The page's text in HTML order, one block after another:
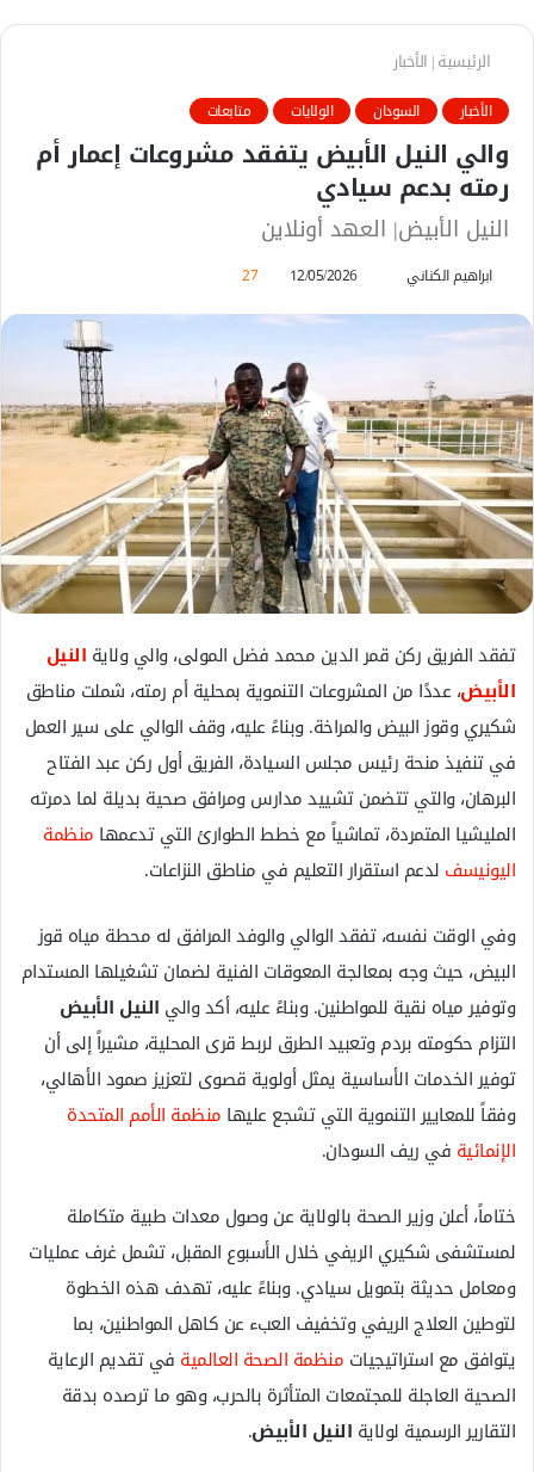
الرئيسية| الأخبار
الأخبار السودان الولايات متابعات
والي النيل الأبيض يتفقد مشروعات إعمار أم
رمته بدعم سيادي
النيل الأبيض| العهد أونلاين
ابراهيم الكناني
ر
ي
د
ا
إ
ل
ك
ت
ر
ن
ي
ا
12/05/2026
27
تفقد الفريق ركن قمر الدين محمد فضل المولى، والي ولاية النيل
الأبيض، عددًا من المشروعات التنموية بمحلية أم رمته، شملت مناطق
شكيري وقوز البيض والمراخة. وبناءً عليه، وقف الوالي على سير العمل
في تنفيذ منحة رئيس مجلس السيادة، الفريق أول ركن عبد الفتاح
البرهان، والتي تتضمن تشييد مدارس ومرافق صحية بديلة لما دمرته
المليشيا المتمردة، تماشياً مع خطط الطوارئ التي تدعمها منظمة
اليونيسف لدعم استقرار التعليم في مناطق النزاعات.
وفي الوقت نفسه، تفقد الوالي والوفد المرافق له محطة مياه قوز
البيض، حيث وجه بمعالجة المعوقات الفنية لضمان تشغيلها المستدام
وتوفير مياه نقية للمواطنين. وبناءً عليه، أكد والي النيل الأبيض
التزام حكومته بردم وتعبيد الطرق لربط قرى المحلية، مشيراً إلى أن
توفير الخدمات الأساسية يمثل أولوية قصوى لتعزيز صمود الأهالي،
وفقاً للمعايير التنموية التي تشجع عليها منظمة الأمم المتحدة
الإنمائية في ريف السودان.
ختاماً، أعلن وزير الصحة بالولاية عن وصول معدات طبية متكاملة
لمستشفى شكيري الريفي خلال الأسبوع المقبل، تشمل غرف عمليات
ومعامل حديثة بتمويل سيادي. وبناءً عليه، تهدف هذه الخطوة
لتوطين العلاج الريفي وتخفيف العبء عن كاهل المواطنين، بما
يتوافق مع استراتيجيات منظمة الصحة العالمية في تقديم الرعاية
الصحية العاجلة للمجتمعات المتأثرة بالحرب، وهو ما ترصده بدقة
التقارير الرسمية لولاية النيل الأبيض.